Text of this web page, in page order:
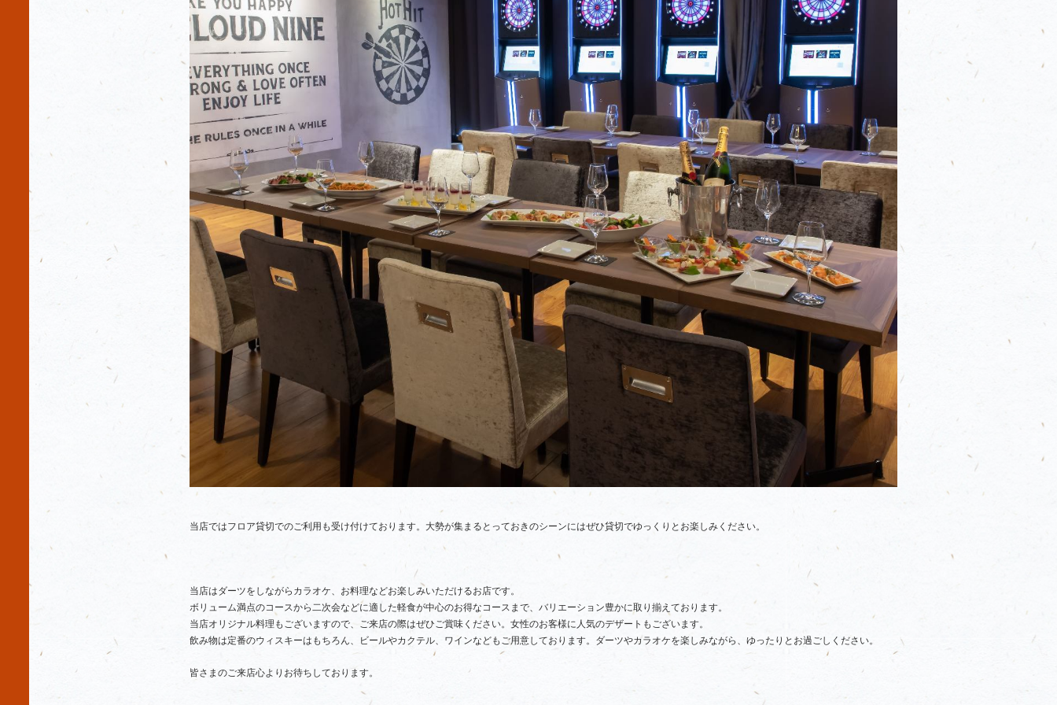
当店ではフロア貸切でのご利用も受け付けております。大勢が集まるとっておきのシーンにはぜひ貸切でゆっくりとお楽しみください。
当店はダーツをしながらカラオケ、お料理などお楽しみいただけるお店です。
ボリューム満点のコースから二次会などに適した軽食が中心のお得なコースまで、バリエーション豊かに取り揃えております。
当店オリジナル料理もございますので、ご来店の際はぜひご賞味ください。女性のお客様に人気のデザートもございます。
飲み物は定番のウィスキーはもちろん、ビールやカクテル、ワインなどもご用意しております。ダーツやカラオケを楽しみながら、ゆったりとお過ごしください。
皆さまのご来店心よりお待ちしております。